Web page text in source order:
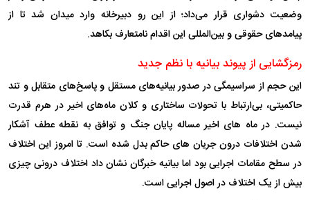
وضعیت دشواری قرار می‌داد؛ از این رو دبیرخانه وارد میدان شد تا از
پیامد‌های حقوقی و بین‌المللی این اقدام نامتعارف بکاهد.
رمزگشایی از پیوند بیانیه با نظم جدید
این حجم از سراسیمگی در صدور بیانیه‌های مستقل و پاسخ‌های متقابل و تند
حاکمیتی، بی‌ارتباط با تحولات ساختاری و کلان ماه‌های اخیر در هرم قدرت
نیست. در ماه های اخیر مساله پایان جنگ و توافق به نقطه عطف آشکار
شدن اختلافات درون جریان های حاکم بدل شده است. تا امروز این اختلاف
در سطح مقامات اجرایی بود اما بیانیه خبرگان نشان داد اختلاف درونی چیزی
بیش از یک اختلاف در اصول اجرایی است.